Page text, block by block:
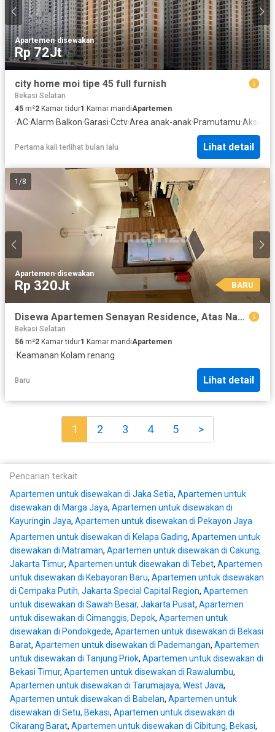
Apartemen·disewakan
Rp 72Jt
city home moi tipe 45 full furnish
Bekasi Selatan
45 m²2 Kamar tidur1 Kamar mandiApartemen
·AC·Alarm·Balkon·Garasi·Cctv·Area anak-anak·Pramutamu·Akses
Pertama kali terlihat bulan lalu Lihat detail
1 /8
Apartemen·disewakan
Rp 320Jt BARU
Disewa Apartemen Senayan Residence, Atas Nama Pt
Bekasi Selatan
56 m²2 Kamar tidur1 Kamar mandiApartemen
·Keamanan·Kolam renang
Baru Lihat detail
1 2 3 4 5 >
Pencarian terkait
Apartemen untuk disewakan di Jaka Setia, Apartemen untuk
disewakan di Marga Jaya, Apartemen untuk disewakan di
Kayuringin Jaya, Apartemen untuk disewakan di Pekayon Jaya
Apartemen untuk disewakan di Kelapa Gading, Apartemen untuk
disewakan di Matraman, Apartemen untuk disewakan di Cakung,
Jakarta Timur, Apartemen untuk disewakan di Tebet, Apartemen
untuk disewakan di Kebayoran Baru, Apartemen untuk disewakan
di Cempaka Putih, Jakarta Special Capital Region, Apartemen
untuk disewakan di Sawah Besar, Jakarta Pusat, Apartemen
untuk disewakan di Cimanggis, Depok, Apartemen untuk
disewakan di Pondokgede, Apartemen untuk disewakan di Bekasi
Barat, Apartemen untuk disewakan di Pademangan, Apartemen
untuk disewakan di Tanjung Priok, Apartemen untuk disewakan di
Bekasi Timur, Apartemen untuk disewakan di Rawalumbu,
Apartemen untuk disewakan di Tarumajaya, West Java,
Apartemen untuk disewakan di Babelan, Apartemen untuk
disewakan di Setu, Bekasi, Apartemen untuk disewakan di
Cikarang Barat, Apartemen untuk disewakan di Cibitung, Bekasi,